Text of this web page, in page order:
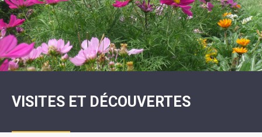
20ÈME
SIÈCLE
RÉUNIONS
DU
CONSEIL
MUNICIPAL
ARRÊTÉS
ET
DÉCISIONS
DU
MAIRE
DE
LA
LES
ÉCOLES
/
LE
COLLÈGE
ESPACE
JEUNES
11
ANS
ENVIRONNEMENT
L'EAU
ET
L'ASSAINISSEMENT
LA
RÉSIDENCE
AUTONOMIE
LA
SÉCURITÉ
DE
MUSIQUE
L'ÉCOLE
COMMUNAUTAIRE
DE
DANSE
LA
PISCINE
VOIE
VERTE
VISITES
ET
DÉCOUVERTES
LES
RANDONNÉES
LE
CAMPING-
CARS
CARAVANES
VISITES ET DÉCOUVERTES